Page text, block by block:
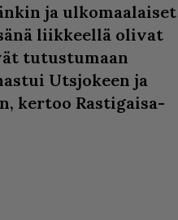
ja ulkomaalaiset
liikkeellä olivat
tutustumaan
Utsjokeen ja
kertoo Rastigaisa-